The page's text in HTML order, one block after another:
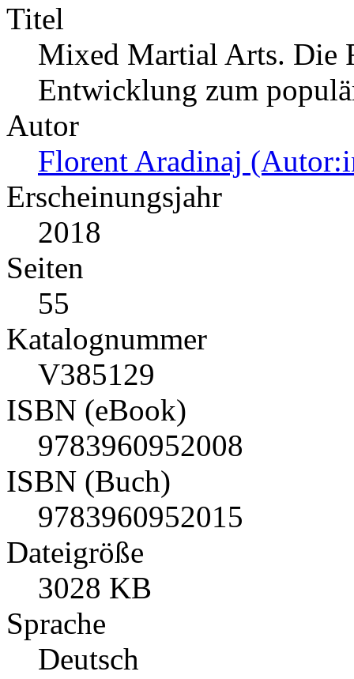
Titel
Mixed Martial Arts. Die
Entwicklung zum
Autor
Florent Aradinaj
Erscheinungsjahr
2018
Seiten
55
Katalognummer
V385129
ISBN (eBook)
9783960952008
ISBN (Buch)
9783960952015
Dateigröße
3028 KB
Sprache
Deutsch